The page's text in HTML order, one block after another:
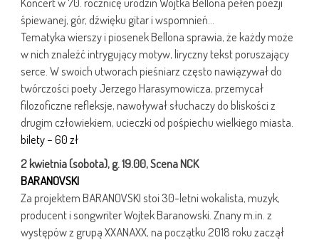
śpiewanej, gór, dźwięku gitar i wspomnień…
Tematyka wierszy i piosenek Bellona sprawia, że każdy może
w nich znaleźć intrygujący motyw, liryczny tekst poruszający
serce. W swoich utworach pieśniarz często nawiązywał do
twórczości poety Jerzego Harasymowicza, przemycał
filozoficzne refleksje, nawoływał słuchaczy do bliskości z
drugim człowiekiem, ucieczki od pośpiechu wielkiego miasta.
bilety – 60 zł
2 kwietnia (sobota), g. 19.00, Scena NCK
BARANOVSKI
Za projektem BARANOVSKI stoi 30-letni wokalista, muzyk,
producent i songwriter Wojtek Baranowski. Znany m.in. z
występów z grupą XXANAXX, na początku 2018 roku zaczął